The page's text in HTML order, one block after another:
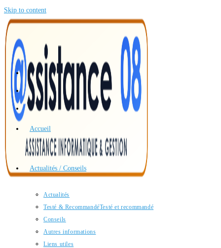
Skip to content
Accueil
Actualités / Conseils
Actualités
Testé & RecommandéTesté et recommandé
Conseils
Autres informations
Liens utiles